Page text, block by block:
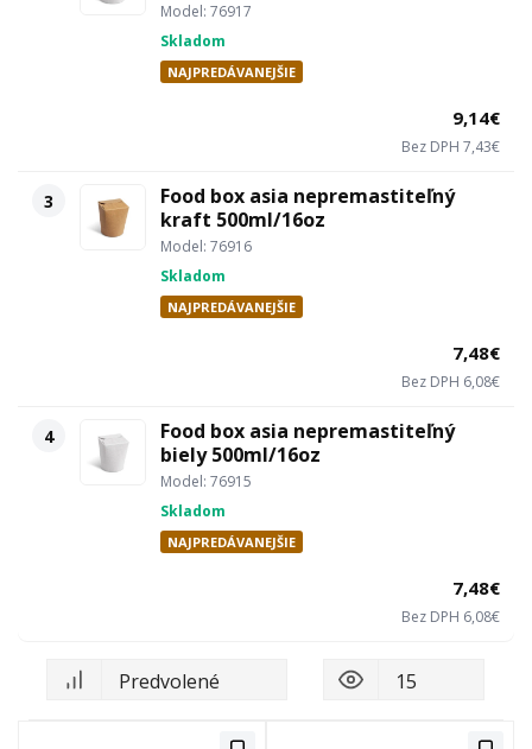
Model: 76917
Skladom
NAJPREDÁVANEJŠIE
9,14€
Bez DPH 7,43€
3
Food box asia nepremastiteľný
kraft 500ml/16oz
Model: 76916
Skladom
NAJPREDÁVANEJŠIE
7,48€
Bez DPH 6,08€
4
Food box asia nepremastiteľný
biely 500ml/16oz
Model: 76915
Skladom
NAJPREDÁVANEJŠIE
7,48€
Bez DPH 6,08€